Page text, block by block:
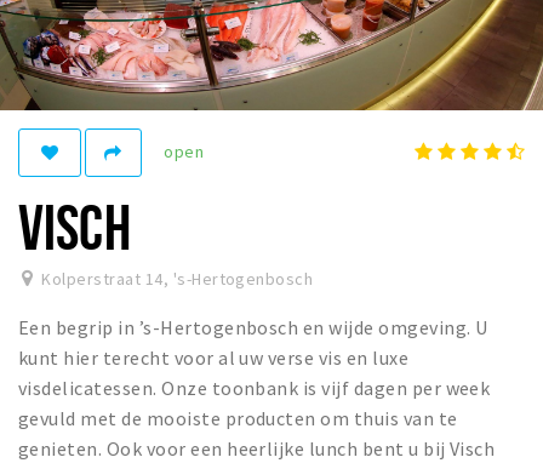
Slapen
Recreatief
Winkels
Winkelgebieden
Bezienswaardigheden
Musea, theaters & podia
Uitjes & activiteiten
Toeristische routes
Natuurgebieden
Baroniepoorten
open
VISCH
Kolperstraat 14, 's-Hertogenbosch
Een begrip in ’s-Hertogenbosch en wijde omgeving. U
kunt hier terecht voor al uw verse vis en luxe
visdelicatessen. Onze toonbank is vijf dagen per week
gevuld met de mooiste producten om thuis van te
genieten. Ook voor een heerlijke lunch bent u bij Visch